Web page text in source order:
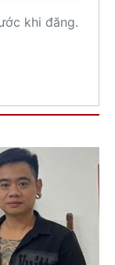
khi đăng.